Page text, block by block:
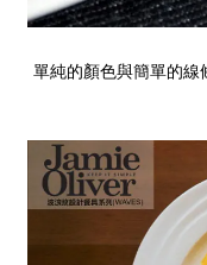
單純的顏色與簡單的線